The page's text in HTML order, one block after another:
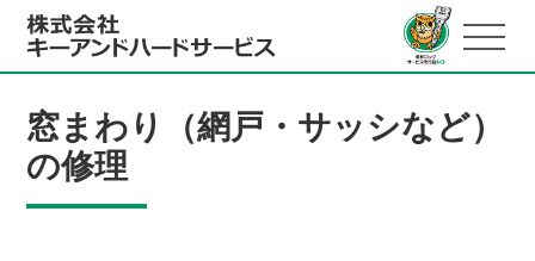
窓まわり（網戸・サッシなど）
の修理